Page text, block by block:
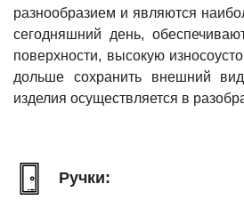
разнообразием и являются
сегодняшний день,
поверхности, высокую
дольше сохранить внешний
изделия осуществляется в
Ручки: